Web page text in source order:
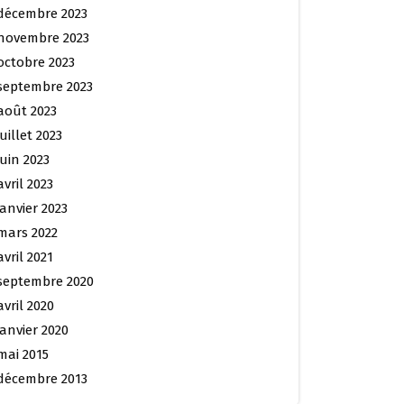
2023
2023
2023
2023
2023
2023
2023
2023
2023
2022
2021
2020
2020
2020
2015
2013